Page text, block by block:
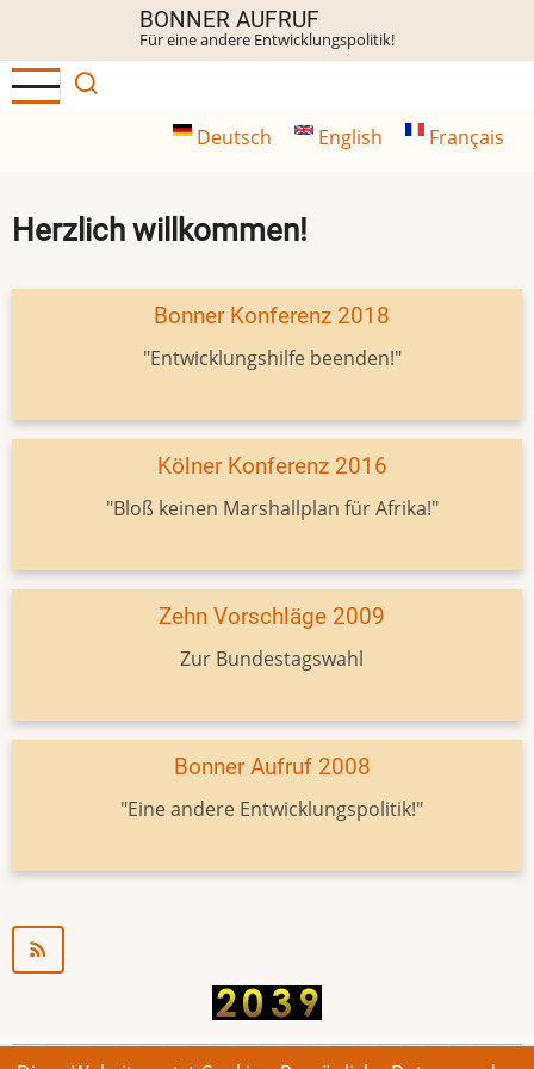
Inhalt
BONNER AUFRUF
Für eine andere Entwicklungspolitik!
Deutsch English Français
Herzlich willkommen!
Bonner Konferenz 2018
"Entwicklungshilfe beenden!"
Kölner Konferenz 2016
"Bloß keinen Marshallplan für Afrika!"
Zehn Vorschläge 2009
Zur Bundestagswahl
Bonner Aufruf 2008
"Eine andere Entwicklungspolitik!"